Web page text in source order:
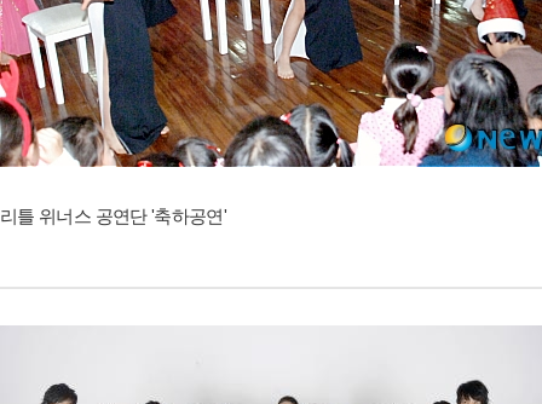
리틀 위너스 공연단 '축하공연'